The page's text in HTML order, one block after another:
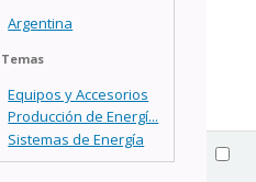
Argentina
Temas
Equipos y Accesorios
Producción de Energí...
Sistemas de Energía